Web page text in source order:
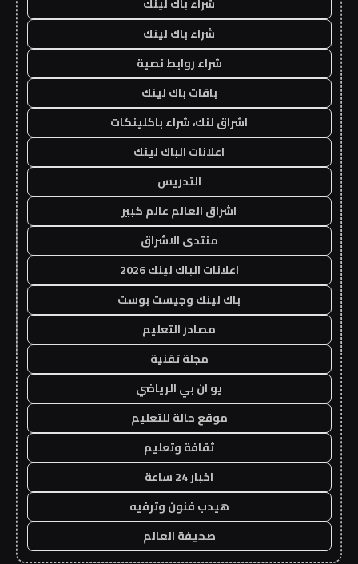
شراء باك لينك
شراء روابط نصية
باقات باك لينك
اشراق لنك، شراء باكلينكات
اعلانات الباك لينك
التدريس
اشراق العالم عالم كبير
منتدى الاشراق
اعلانات الباك لينك 2026
باك لينك وجيست بوست
مصادر التعليم
مجلة تقنية
يو ان بي الرياضي
موقع حالة للتعليم
ثقافة وتعليم
اخبار 24 ساعة
هيدب فنون وترفيه
صحيفة العالم